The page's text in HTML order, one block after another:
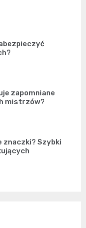
zapomniane
mistrzów?
znaczki? Szybki